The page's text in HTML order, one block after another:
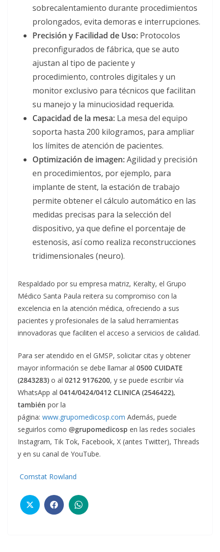
sobrecalentamiento durante procedimientos
prolongados, evita demoras e interrupciones.
Precisión y Facilidad de Uso: Protocolos
preconfigurados de fábrica, que se auto
ajustan al tipo de paciente y
procedimiento, controles digitales y un
monitor exclusivo para técnicos que facilitan
su manejo y la minuciosidad requerida.
Capacidad de la mesa: La mesa del equipo
soporta hasta 200 kilogramos, para ampliar
los límites de atención de pacientes.
Optimización de imagen:Agilidad y precisión
en procedimientos, por ejemplo, para
implante de stent, la estación de trabajo
permite obtener el cálculo automático en las
medidas precisas para la selección del
dispositivo, ya que define el porcentaje de
estenosis, así como realiza reconstrucciones
tridimensionales (neuro).
Respaldado por su empresa matriz, Keralty, el Grupo
Médico Santa Paula reitera su compromiso con la
excelencia en la atención médica, ofreciendo a sus
pacientes y profesionales de la salud herramientas
innovadoras que faciliten el acceso a servicios de calidad.
Para ser atendido en el GMSP, solicitar citas y obtener
mayor información se debe llamar al 0500 CUIDATE
(2843283) o al 0212 9176200, y se puede escribir vía
WhatsApp al 0414/0424/0412 CLINICA (2546422),
también por la
página: www.grupomedicosp.com Además, puede
seguirlos como @grupomedicosp en las redes sociales
Instagram, Tik Tok, Facebook, X (antes Twitter), Threads
y en su canal de YouTube.
Comstat Rowland